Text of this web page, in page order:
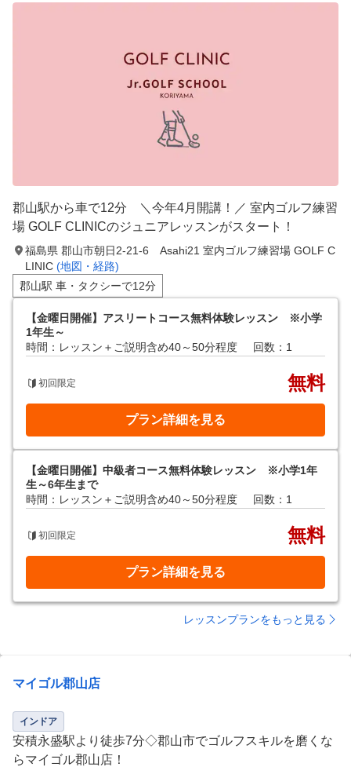
郡山駅から車で12分 ＼今年4月開講！／ 室内ゴルフ練習
場 GOLF CLINICのジュニアレッスンがスタート！
福島県 郡山市朝日2-21-6 Asahi21 室内ゴルフ練習場 GOLF C
LINIC (地図・経路)
郡山駅 車・タクシーで12分
【金曜日開催】アスリートコース無料体験レッスン ※小学
1年生～
時間：レッスン＋ご説明含め40～50分程度
回数：1
初回限定 無料
プラン詳細を見る
【金曜日開催】中級者コース無料体験レッスン ※小学1年
生～6年生まで
時間：レッスン＋ご説明含め40～50分程度
回数：1
初回限定 無料
プラン詳細を見る
レッスンプランをもっと見る
マイゴル郡山店
インドア
安積永盛駅より徒歩7分◇郡山市でゴルフスキルを磨くな
らマイゴル郡山店！